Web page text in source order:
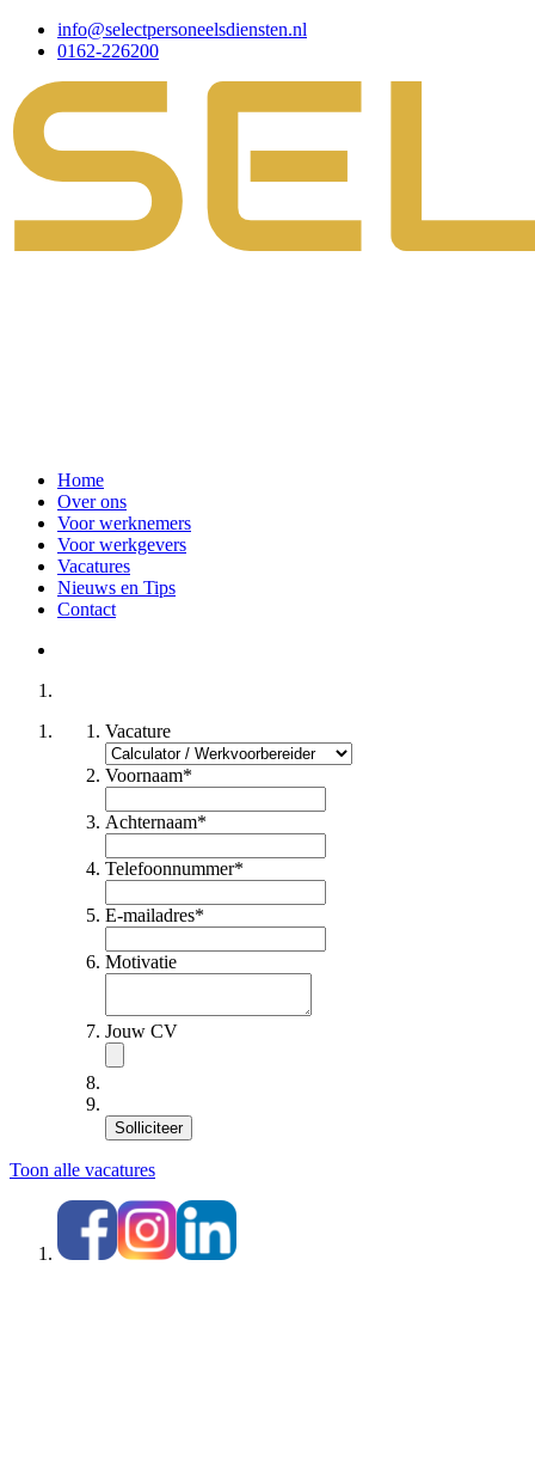
info@selectpersoneelsdiensten.nl
0162-226200
Home
Over ons
Voor werknemers
Voor werkgevers
Vacatures
Nieuws en Tips
Contact
Vacature
Voornaam*
Achternaam*
Telefoonnummer*
E-mailadres*
Motivatie
Jouw CV
Solliciteer
Toon alle vacatures